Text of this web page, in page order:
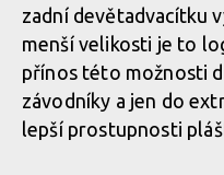
zadní devětadvacítku
menší velikosti je to
přínos této možnosti
závodníky a jen do
lepší prostupnosti